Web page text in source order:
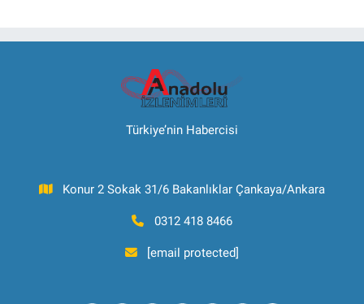
Türkiye’nin Habercisi
Konur 2 Sokak 31/6 Bakanlıklar Çankaya/Ankara
0312 418 8466
[email protected]